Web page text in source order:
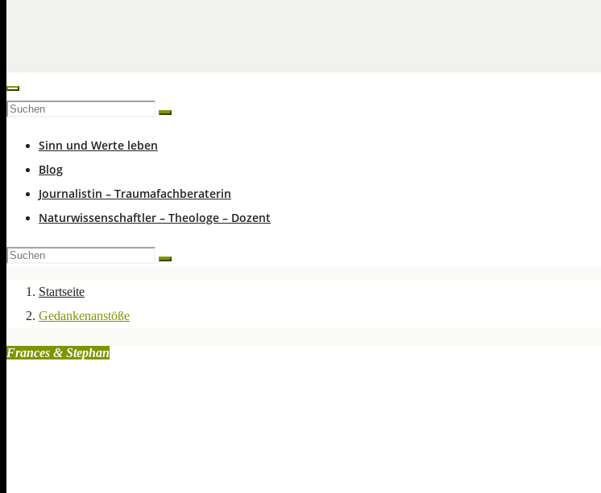
Sinn und Werte leben
Blog
Journalistin – Traumafachberaterin
Naturwissenschaftler – Theologe – Dozent
Startseite
Gedankenanstöße
Frances & Stephan